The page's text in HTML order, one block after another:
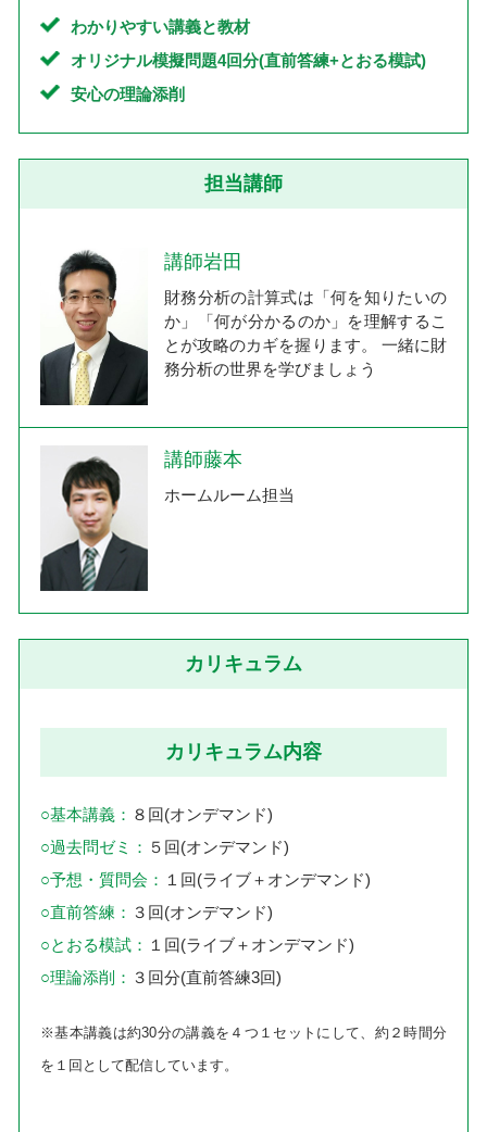
わかりやすい講義と教材
オリジナル模擬問題4回分(直前答練+とおる模試)
安心の理論添削
担当講師
講師岩田
財務分析の計算式は「何を知りたいの
か」「何が分かるのか」を理解するこ
とが攻略のカギを握ります。 一緒に財
務分析の世界を学びましょう
講師藤本
ホームルーム担当
カリキュラム
カリキュラム内容
○基本講義： ８回(オンデマンド)
○過去問ゼミ： ５回(オンデマンド)
○予想・質問会： １回(ライブ＋オンデマンド)
○直前答練： ３回(オンデマンド)
○とおる模試： １回(ライブ＋オンデマンド)
○理論添削： ３回分(直前答練3回)
※基本講義は約30分の講義を４つ１セットにして、約２時間分
を１回として配信しています。